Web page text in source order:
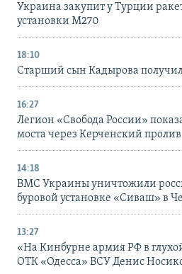
Украина закупит у Турции
установки M270
18:10
Старший сын Кадырова
16:27
Легион «Свобода России»
моста через Керченский пролив
14:18
ВМС Украины уничтожили
буровой установке «Сиваш» в
13:27
«На Кинбурне армия РФ в
ОТК «Одесса» ВСУ Денис